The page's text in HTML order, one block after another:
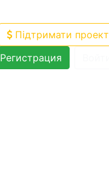
Підтримати проект
Регистрация